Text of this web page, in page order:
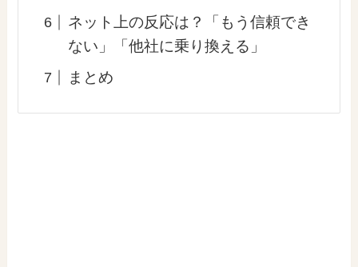
ネット上の反応は？「もう信頼でき
ない」「他社に乗り換える」
まとめ